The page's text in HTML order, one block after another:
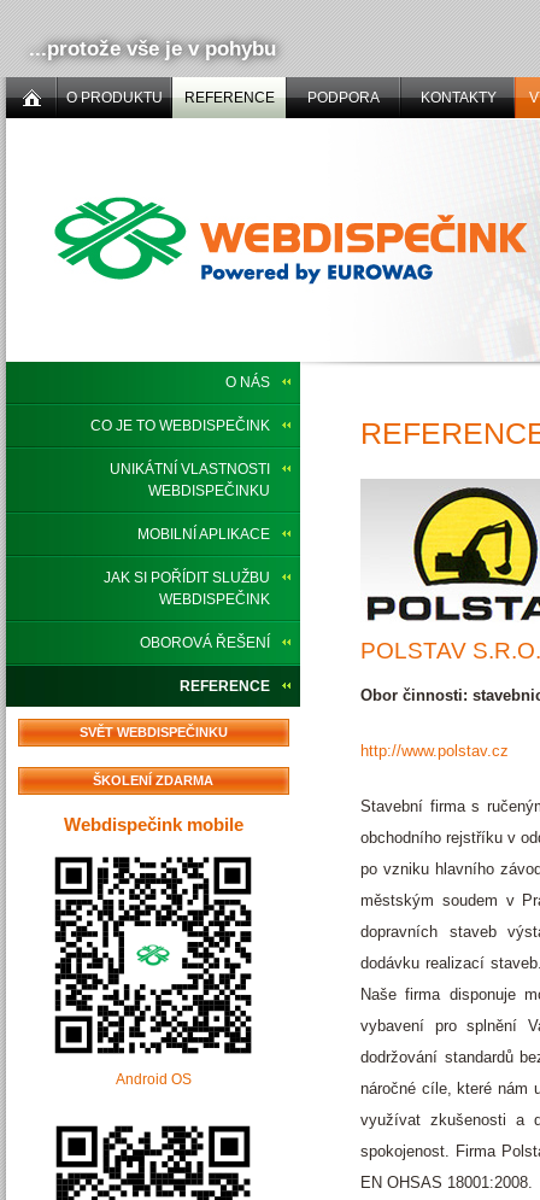
...protože vše je v pohybu
O PRODUKTU REFERENCE PODPORA KONTAKTY
O NÁS
CO JE TO WEBDISPEČINK
UNIKÁTNÍ VLASTNOSTI
WEBDISPEČINKU
MOBILNÍ APLIKACE
JAK SI POŘÍDIT SLUŽBU
WEBDISPEČINK
OBOROVÁ ŘEŠENÍ
REFERENCE
SVĚT WEBDISPEČINKU
ŠKOLENÍ ZDARMA
Webdispečink mobile
Android OS
POLSTAV S.R.O.
Obor činnosti:
http://www.polstav.cz
Stavební firma s
obchodního rejstříku v
po vzniku hlavního
městským soudem v
dopravních staveb
dodávku realizací
Naše firma disponuje
vybavení pro splnění
dodržování standardů
náročné cíle, které nám
využívat zkušenosti a
spokojenost. Firma
EN OHSAS 18001:2008.